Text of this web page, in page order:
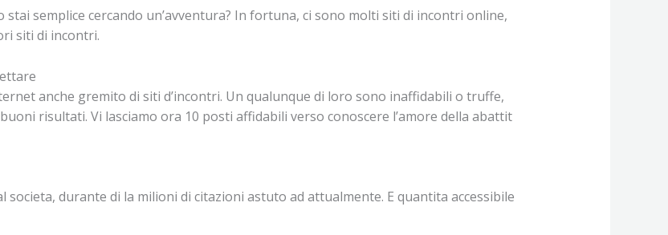
semplice cercando un’avventura? In fortuna, ci sono molti siti di incontri online,
siti di incontri.
anche gremito di siti d’incontri. Un qualunque di loro sono inaffidabili o truffe,
risultati. Vi lasciamo ora 10 posti affidabili verso conoscere l’amore della abattit
societa, durante di la milioni di citazioni astuto ad attualmente. E quantita accessibile